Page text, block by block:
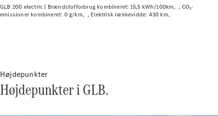
C-
Sedan
GLB 200 electric | Brændstofforbrug kombineret: 15,5 kWh/100km
CO₂-
emissioner kombineret: 0 g/km
Elektrisk rækkevidde: 430 km
Højdepunkter
Højdepunkter i GLB.